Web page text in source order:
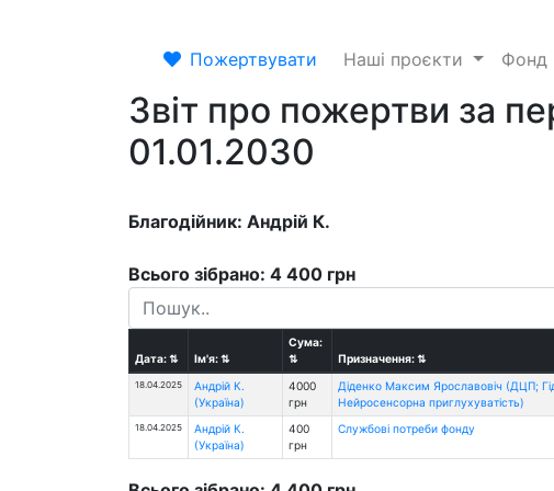
Пожертвувати Наші проєкти Фонд
Звіт про пожертви за
01.01.2030
Благодійник: Андрiй К.
Всього зібрано: 4 400 грн
Дата:⇅ Ім'я:⇅
Сума:
⇅
Призначення:⇅
18.04.2025
Андрiй К.
(Україна)
4000
грн
Діденко Максим Ярославовіч (ДЦП;
Нейросенсорна приглухуватість)
18.04.2025
Андрiй К.
(Україна)
400
грн
Службові потреби фонду